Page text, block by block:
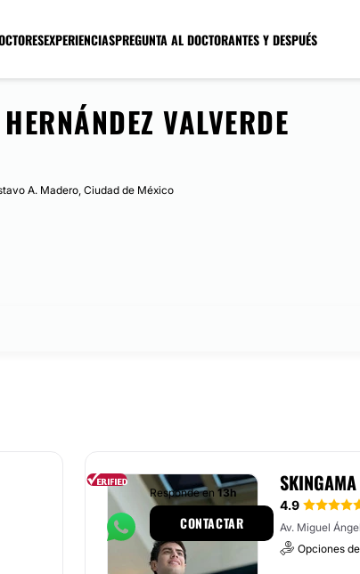
EXPERIENCIASPREGUNTA AL DOCTORANTES Y DESPUÉS
VALVERDE
A. Madero, Ciudad de México
4.9
Av. Miguel
Opciones de
Responde en 13h
CONTACTAR